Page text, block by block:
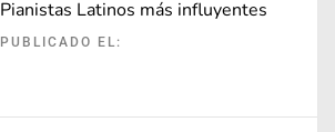
Pianistas Latinos más influyentes
PUBLICADO EL: